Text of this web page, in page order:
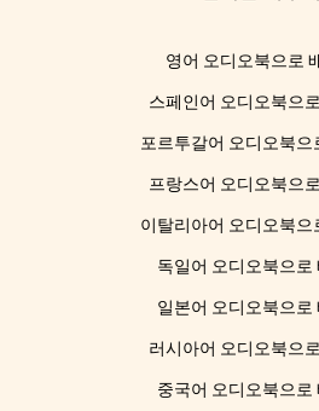
영어 오디오북으로
스페인어 오디오북으
포르투갈어 오디오북으
프랑스어 오디오북으
이탈리아어 오디오북으
독일어 오디오북으로
일본어 오디오북으로
러시아어 오디오북으
중국어 오디오북으로